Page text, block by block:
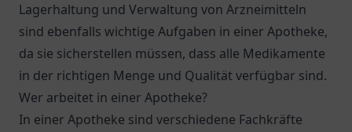
Lagerhaltung und Verwaltung von Arzneimitteln
sind ebenfalls wichtige Aufgaben in einer Apotheke,
da sie sicherstellen müssen, dass alle Medikamente
in der richtigen Menge und Qualität verfügbar sind.
Wer arbeitet in einer Apotheke?
In einer Apotheke sind verschiedene Fachkräfte